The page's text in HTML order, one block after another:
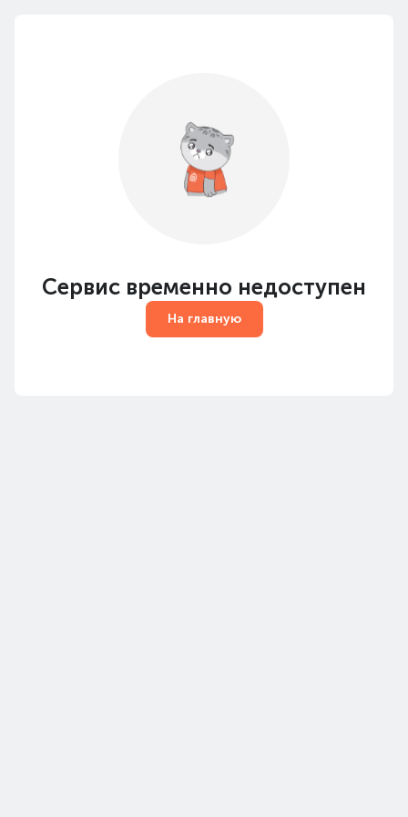
Сервис временно недоступен
На главную